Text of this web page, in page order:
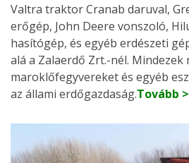
Valtra traktor Cranab daruval,
erőgép, John Deere vonszoló,
hasítógép, és egyéb erdészeti
alá a Zalaerdő Zrt.-nél.
maroklőfegyvereket és egyéb
az állami erdőgazdaság.Tovább